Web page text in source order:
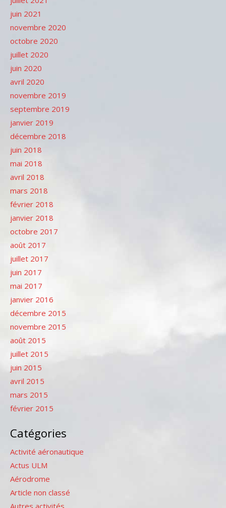
juin 2021
novembre 2020
octobre 2020
juillet 2020
juin 2020
avril 2020
novembre 2019
septembre 2019
janvier 2019
décembre 2018
juin 2018
mai 2018
avril 2018
mars 2018
février 2018
janvier 2018
octobre 2017
août 2017
juillet 2017
juin 2017
mai 2017
janvier 2016
décembre 2015
novembre 2015
août 2015
juillet 2015
juin 2015
avril 2015
mars 2015
février 2015
Catégories
Activité aéronautique
Actus ULM
Aérodrome
Article non classé